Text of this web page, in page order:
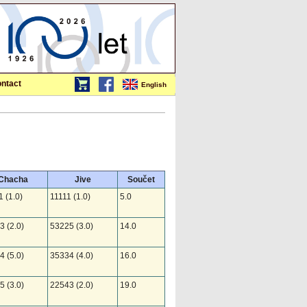
English
Jive
Součet
(1.0) 11111 (1.0) 5.0
(2.0) 53225 (3.0) 14.0
(5.0) 35334 (4.0) 16.0
(3.0) 22543 (2.0) 19.0